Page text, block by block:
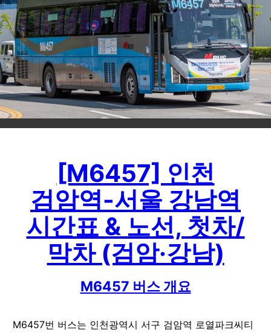
[M6457] 인천
검암역-서울 강남역
시간표 & 노선, 첫차/
막차 (검암·강남)
M6457 버스 개요
M6457번 버스는 인천광역시 서구 검암역 로열파크씨티